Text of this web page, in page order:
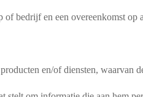
bedrijf en een overeenkomst op
en/of diensten,